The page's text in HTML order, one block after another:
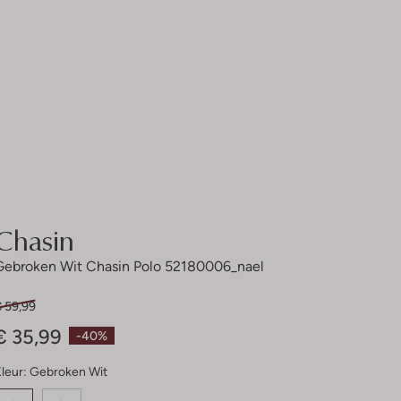
Wit Chasin Polo 52180006_nael
-40%
59,99
35,99
Gebroken Wit